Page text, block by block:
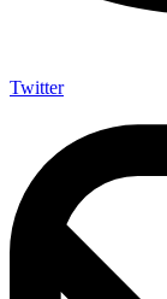
Twitter